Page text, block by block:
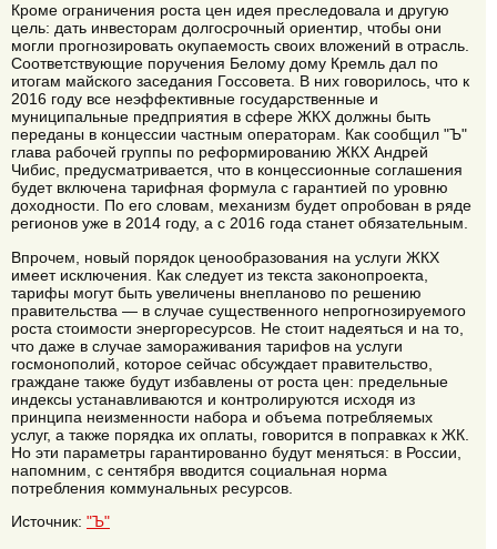
Кроме ограничения роста цен идея преследовала и другую
цель: дать инвесторам долгосрочный ориентир, чтобы они
могли прогнозировать окупаемость своих вложений в отрасль.
Соответствующие поручения Белому дому Кремль дал по
итогам майского заседания Госсовета. В них говорилось, что к
2016 году все неэффективные государственные и
муниципальные предприятия в сфере ЖКХ должны быть
переданы в концессии частным операторам. Как сообщил "Ъ"
глава рабочей группы по реформированию ЖКХ Андрей
Чибис, предусматривается, что в концессионные соглашения
будет включена тарифная формула с гарантией по уровню
доходности. По его словам, механизм будет опробован в ряде
регионов уже в 2014 году, а с 2016 года станет обязательным.
Впрочем, новый порядок ценообразования на услуги ЖКХ
имеет исключения. Как следует из текста законопроекта,
тарифы могут быть увеличены внепланово по решению
правительства — в случае существенного непрогнозируемого
роста стоимости энергоресурсов. Не стоит надеяться и на то,
что даже в случае замораживания тарифов на услуги
госмонополий, которое сейчас обсуждает правительство,
граждане также будут избавлены от роста цен: предельные
индексы устанавливаются и контролируются исходя из
принципа неизменности набора и объема потребляемых
услуг, а также порядка их оплаты, говорится в поправках к ЖК.
Но эти параметры гарантированно будут меняться: в России,
напомним, с сентября вводится социальная норма
потребления коммунальных ресурсов.
Источник: "Ъ"